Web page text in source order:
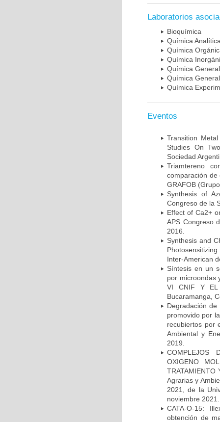
Laboratorios
Bioquímica
Química
Química
Química
Química
Química
Química
Eventos
Transition
Studies On
Sociedad
Triamtereno
comparación de
GRAFOB
Synthesis of
Congreso de la
Effect of Ca2+
APS Congreso
2016.
Synthesis and
Inter-American
Síntesis en un
por microondas
VI CNIF Y EL
Bucaramanga,
Degradación
promovido por
recubiertos por
Ambiental y
2019.
COMPLEJOS
OXIGENO
TRATAMIENTO
Agrarias y
2021, de la
noviembre 2021.
CATA-O-15:
obtención de